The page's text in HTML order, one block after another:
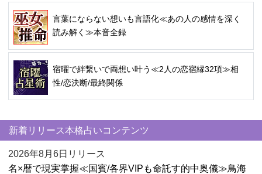
言葉にならない想いも言語化≪あの人の感情を深く
読み解く≫本音全録
宿曜で絆繋いで両想い叶う≪2人の恋宿縁32項≫相
性/恋決断/最終関係
新着リリース本格占いコンテンツ
2026年8月6日リリース
名×暦で現実掌握≪国賓/各界VIPも命託す的中奥儀≫鳥海